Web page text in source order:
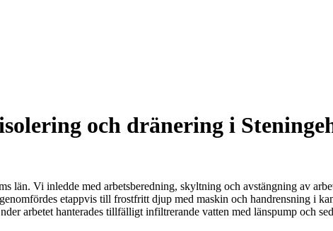
och dränering i
Vi inledde med arbetsberedning, skyltning och avstängning av
etappvis till frostfritt djup med maskin och handrensning i
arbetet hanterades tillfälligt infiltrerande vatten med länspump och